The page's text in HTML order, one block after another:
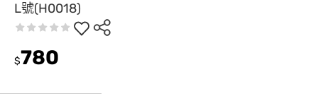
L號(H0018)
$780